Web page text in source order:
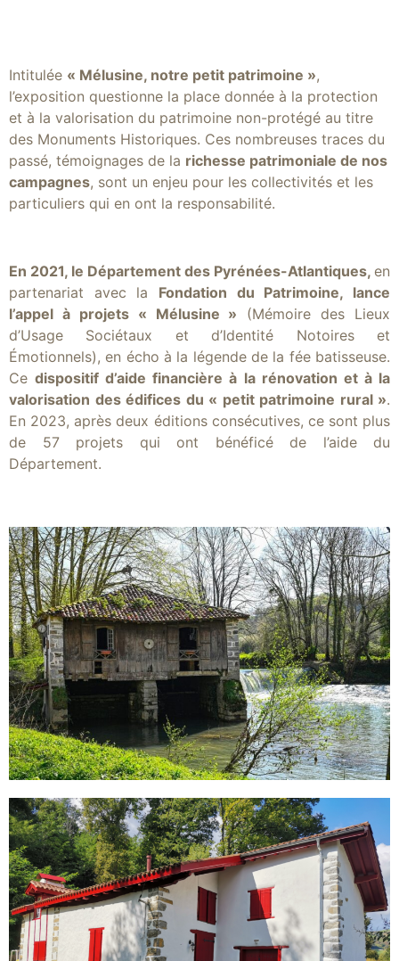
Intitulée « Mélusine, notre petit patrimoine »,
l’exposition questionne la place donnée à la protection
et à la valorisation du patrimoine non-protégé au titre
des Monuments Historiques. Ces nombreuses traces du
passé, témoignages de la richesse patrimoniale de nos
campagnes, sont un enjeu pour les collectivités et les
particuliers qui en ont la responsabilité.
En 2021, le Département des Pyrénées-Atlantiques, en
partenariat avec la Fondation du Patrimoine, lance
l’appel à projets « Mélusine » (Mémoire des Lieux
d’Usage Sociétaux et d’Identité Notoires et
Émotionnels), en écho à la légende de la fée batisseuse.
Cedispositif d’aide financière à la rénovation et à la
valorisation des édifices du « petit patrimoine rural ».
En 2023, après deux éditions consécutives, ce sont plus
de 57 projets qui ont bénéficé de l’aide du
Département.